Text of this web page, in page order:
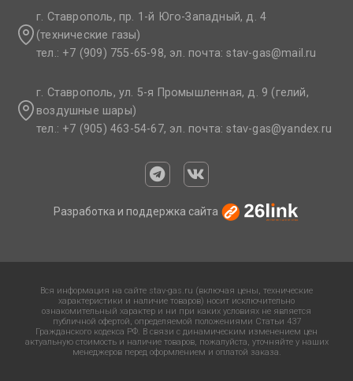
г. Ставрополь, пр. 1-й Юго-Западный, д. 4
(технические газы)
тел.: +7 (909) 755-65-98, эл. почта: stav-gas@mail.ru​
г. Ставрополь, ул. 5-я Промышленная, д. 9 (гелий,
воздушные шары)
тел.: +7 (905) 463-54-67, эл. почта: stav-gas@yandex.ru​
Разработка и поддержка сайта
Вся информация на сайте stav-gas.ru (включая цены, технические
характеристики и наличие товаров) носит исключительно
ознакомительный характер и ни при каких условиях не является
публичной офертой, определяемой положениями Статьи 437
Гражданского кодекса РФ. В связи с динамическим изменением цен
актуальную стоимость и наличие товаров, пожалуйста, уточняйте у наших
менеджеров перед оформлением и оплатой заказа.